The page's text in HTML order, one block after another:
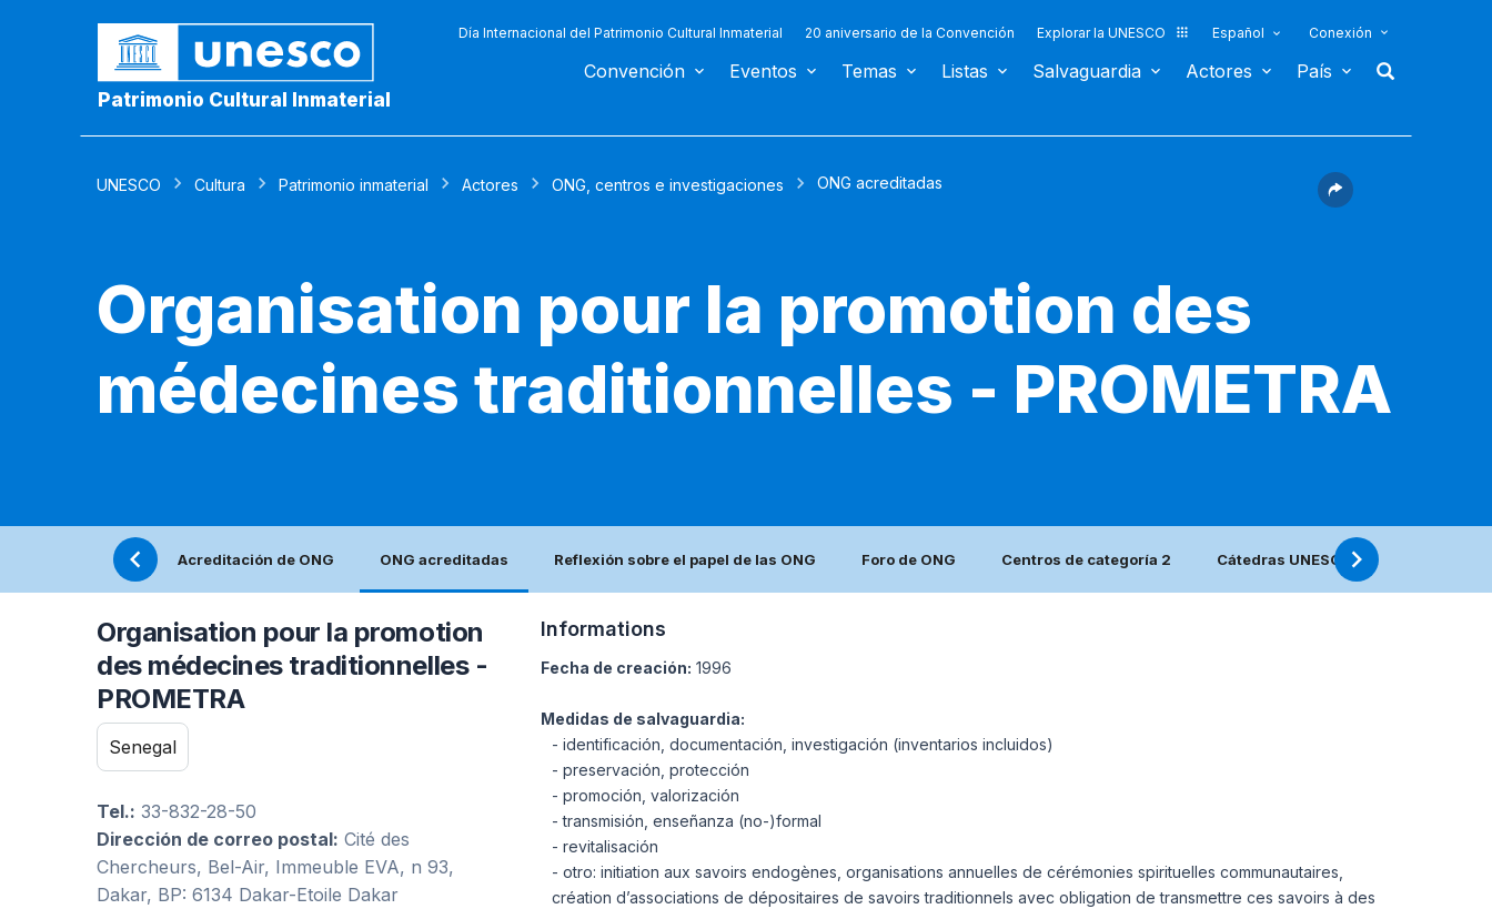
Patrimonio Cultural Inmaterial
Día Internacional del Patrimonio Cultural Inmaterial 20 aniversario de la Convención Explorar la UNESCO Español Conexión
Convención Eventos Temas Listas Salvaguardia Actores País
UNESCO Cultura Patrimonio inmaterial Actores ONG, centros e investigaciones ONG acreditadas
Organisation pour la promotion des
médecines traditionnelles - PROMETRA
Acreditación de ONG ONG acreditadas Reflexión sobre el papel de las ONG Foro de ONG Centros de categoría 2 Cátedras UNESCO y Redes UNITWIN
Organisation pour la promotion
des médecines traditionnelles -
PROMETRA
Senegal
Tel.: 33-832-28-50
Dirección de correo postal: Cité des
Chercheurs, Bel-Air, Immeuble EVA, n 93,
Dakar, BP: 6134 Dakar-Etoile Dakar
Informations
Fecha de creación: 1996
Medidas de salvaguardia:
- identificación, documentación, investigación (inventarios incluidos)
- preservación, protección
- promoción, valorización
- transmisión, enseñanza (no-)formal
- revitalisación
- otro: initiation aux savoirs endogènes, organisations annuelles de cérémonies spirituelles communautaires,
création d’associations de dépositaires de savoirs traditionnels avec obligation de transmettre ces savoirs à des